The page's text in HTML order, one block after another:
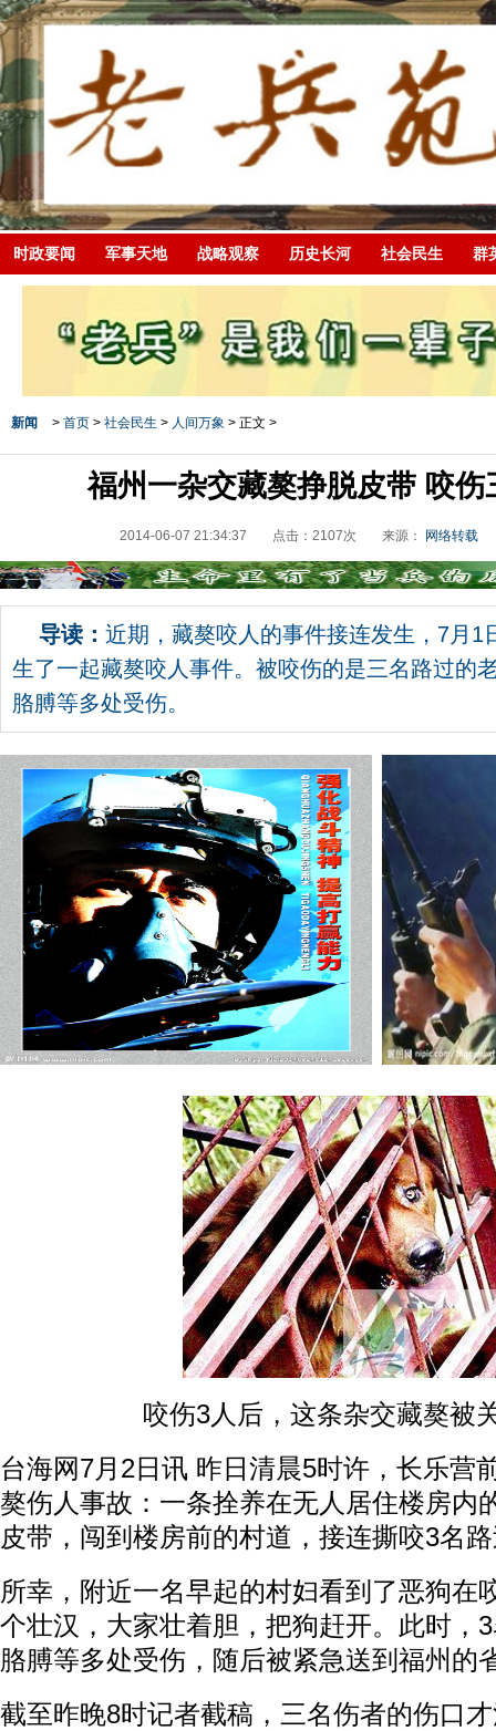
时政要闻 军事天地 战略观察 历史长河 社会民生 群
新闻 > 首页 > 社会民生 > 人间万象 > 正文 >
福州一杂交藏獒挣脱皮带 咬伤
2014-06-07 21:34:37 点击： 2107次 来源： 网络转载
导读： 近期，藏獒咬人的事件接连发生，7月1
生了一起藏獒咬人事件。被咬伤的是三名路过的
胳膊等多处受伤。
咬伤3人后，这条杂交藏獒被
台海网7月2日讯 昨日清晨5时许，长乐营
獒伤人事故：一条拴养在无人居住楼房内
皮带，闯到楼房前的村道，接连撕咬3名
所幸，附近一名早起的村妇看到了恶狗在
个壮汉，大家壮着胆，把狗赶开。此时，
胳膊等多处受伤，随后被紧急送到福州的
截至昨晚8时记者截稿，三名伤者的伤口